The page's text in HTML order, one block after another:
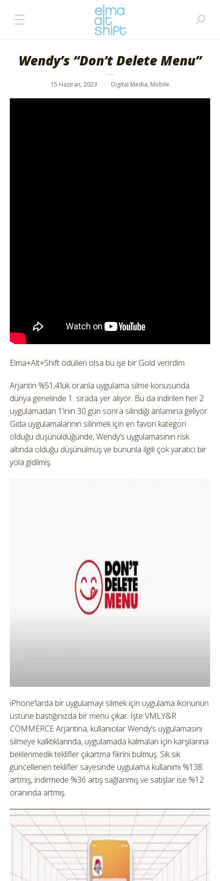
Wendy’s “Don’t Delete Menu”
15 Haziran, 2023 Digital Media, Mobile
Elma+Alt+Shift ödülleri olsa bu işe bir Gold verirdim.
Arjantin %51,4’lük oranla uygulama silme konusunda
dünya genelinde 1. sırada yer alıyor. Bu da indirilen her 2
uygulamadan 1’inin 30 gün sonra silindiği anlamına geliyor.
Gıda uygulamalarının silinmek için en favori kategori
olduğu düşünüldüğünde, Wendy’s uygulamasının risk
altında olduğu düşünülmüş ve bununla ilgili çok yaratıcı bir
yola gidilmiş.
iPhone’larda bir uygulamayı silmek için uygulama ikonunun
üstüne bastığınızda bir menü çıkar. İşte VMLY&R
COMMERCE Arjantina, kullanıcılar Wendy’s uygulamasını
silmeye kalktıklarında, uygulamada kalmaları için karşılarına
beklenmedik teklifler çıkartma fikrini bulmuş. Sık sık
güncellenen teklifler sayesinde uygulama kullanımı %138
artmış, indirmede %36 artış sağlanmış ve satışlar ise %12
oranında artmış.